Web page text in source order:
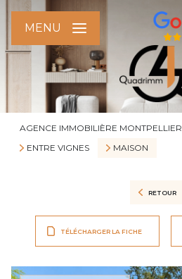
MENU
AGENCE IMMOBILIÈRE MONTPELLIER
ENTRE VIGNES
MAISON
RETOUR
TÉLÉCHARGER LA FICHE